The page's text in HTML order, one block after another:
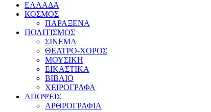
ΕΛΛΑΔΑ
ΚΟΣΜΟΣ
ΠΑΡΑΞΕΝΑ
ΠΟΛΙΤΙΣΜΟΣ
ΣΙΝΕΜΑ
ΘΕΑΤΡΟ-ΧΟΡΟΣ
ΜΟΥΣΙΚΗ
ΕΙΚΑΣΤΙΚΑ
ΒΙΒΛΙΟ
ΧΕΙΡΟΓΡΑΦΑ
ΑΠΟΨΕΙΣ
ΑΡΘΡΟΓΡΑΦΙΑ